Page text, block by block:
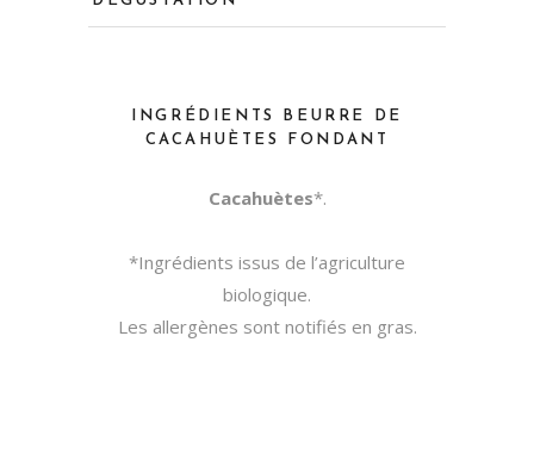
INGRÉDIENTS BEURRE DE
CACAHUÈTES FONDANT
Cacahuètes*.
*Ingrédients issus de l’agriculture
biologique.
Les allergènes sont notifiés en gras.